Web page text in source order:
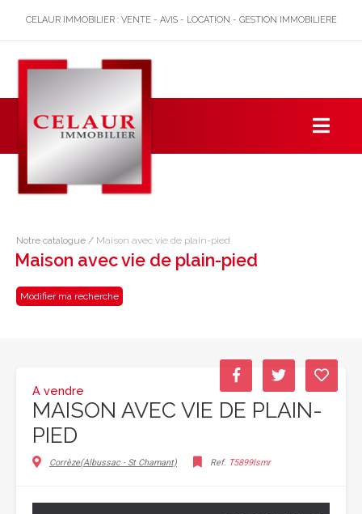
CELAUR IMMOBILIER : VENTE - AVIS - LOCATION - GESTION IMMOBILIERE
Notre catalogue / Maison avec vie de plain-pied
Maison avec vie de plain-pied
Modifier ma recherche
A vendre
MAISON AVEC VIE DE PLAIN-
PIED
Corrèze(Albussac - St Chamant) Ref. T5899lsmr